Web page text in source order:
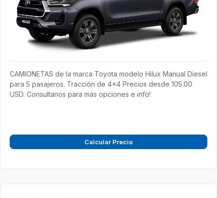
CAMIONETAS de la marca Toyota modelo Hilux Manual Diesel
para 5 pasajeros. Tracción de 4x4 Precios desde 105.00
USD. Consultanos para más opciones e info!
Calcular Precio